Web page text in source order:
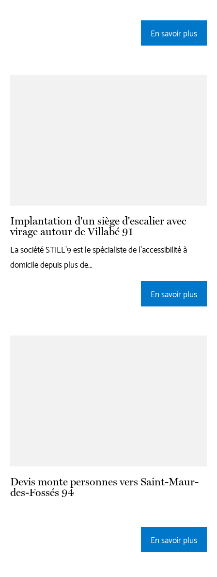
En savoir plus
Implantation d'un siège d'escalier avec
virage autour de Villabé 91
La société STILL'9 est le spécialiste de l'accessibilité à
domicile depuis plus de...
En savoir plus
Devis monte personnes vers Saint-Maur-
des-Fossés 94
En savoir plus